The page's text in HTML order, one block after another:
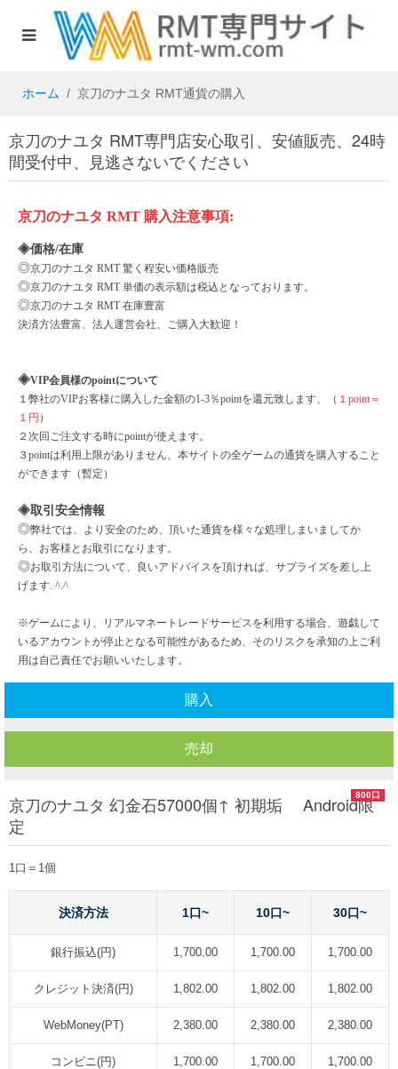
ホーム 京刀のナユタ RMT通貨の購入
京刀のナユタ RMT専門店安心取引、安値販売、24時
間受付中、見逃さないでください
京刀のナユタ RMT 購入注意事項:
◈価格/在庫
◎京刀のナユタ RMT 驚く程安い価格販売
◎京刀のナユタ RMT 単価の表示額は税込となっております。
◎京刀のナユタ RMT 在庫豊富
決済方法豊富、法人運営会社、ご購入大歓迎！
◈VIP会員様のpointについて
１弊社のVIPお客様に購入した金額の1-3％pointを還元致します、（ １ point＝
１円 ）
２次回ご注文する時にpointが使えます。
３ pointは利用上限がありません、本サイトの全ゲームの通貨を購入すること
ができます（暫定）
◈取引安全情報
◎弊社では、より安全のため、頂いた通貨を様々な処理しまいましてか
ら、お客様とお取引になります。
◎お取引方法について、良いアドバイスを頂ければ、サプライズを差し上
げます. ^.^
※ゲームにより、リアルマネートレードサービスを利用する場合、遊戯して
いるアカウントが停止となる可能性があるため、そのリスクを承知の上ご利
用は自己責任でお願いいたします。
購入
売却
800口
京刀のナユタ 幻金石57000個↑ 初期垢 Android限
定
1口＝1個
決済方法 1口~ 10口~ 30口~
銀行振込(円) 1,700.00 1,700.00 1,700.00
クレジット決済(円) 1,802.00 1,802.00 1,802.00
WebMoney(PT) 2,380.00 2,380.00 2,380.00
コンビニ(円) 1,700.00 1,700.00 1,700.00